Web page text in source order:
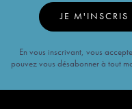
JE M'INSCRIS
En vous inscrivant, vous
pouvez vous désabonner à tout